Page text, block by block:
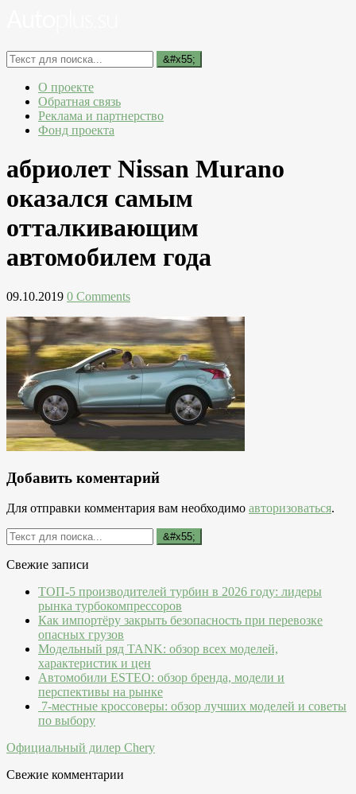
О проекте
Обратная связь
Реклама и партнерство
Фонд проекта
абриолет Nissan Murano
оказался самым
отталкивающим
автомобилем года
09.10.2019 0 Comments
Добавить коментарий
Для отправки комментария вам необходимо авторизоваться.
Свежие записи
ТОП-5 производителей турбин в 2026 году: лидеры
рынка турбокомпрессоров
Как импортёру закрыть безопасность при перевозке
опасных грузов
Модельный ряд TANK: обзор всех моделей,
характеристик и цен
Автомобили ESTEO: обзор бренда, модели и
перспективы на рынке
7-местные кроссоверы: обзор лучших моделей и советы
по выбору
Официальный дилер Chery
Свежие комментарии